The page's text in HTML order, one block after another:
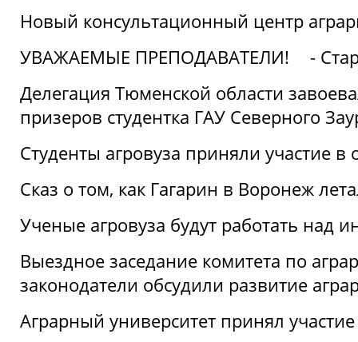
Новый консультационный центр
УВАЖАЕМЫЕ ПРЕПОДАВАТЕЛИ!
-
Делегация Тюменской области
призеров студентка ГАУ Северного
Студенты агровуза приняли участие в
Сказ о том, как Гагарин в Воронеж
Ученые агровуза будут работать над
Выездное заседание комитета по
законодатели обсудили развитие
Аграрный университет принял